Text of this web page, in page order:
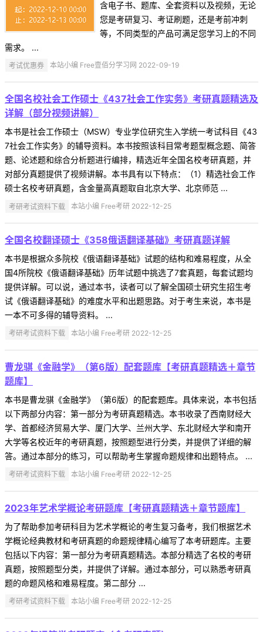
含电子书、题库、全套资料以及视频，无论
您是考研复习、考证刷题，还是考前冲刺
等，不同类型的产品可满足您学习上的不同
需求。 ...
考试优惠券 本站小编 Free壹佰分学习网 2022-09-19
全国名校社会工作硕士《437社会工作实务》考研真题精选及
详解（部分视频讲解）
本书是社会工作硕士（MSW）专业学位研究生入学统一考试科目《43
7社会工作实务》的辅导资料。本书按照该科目常考题型概念题、简答
题、论述题和综合分析题进行编排，精选近年全国名校考研真题，并
对部分真题提供了视频讲解。本书具有以下特点：（1）精选社会工作
硕士名校考研真题，含金量高真题取自北京大学、北京师范 ...
考研考试资料下载 本站小编 Free考研 2022-12-25
全国名校翻译硕士《358俄语翻译基础》考研真题详解
本书是根据众多院校《俄语翻译基础》试题的结构和难易程度，从全
国4所院校《俄语翻译基础》历年试题中挑选了7套真题，每套试题均
提供详解。可以说，通过本书，读者可以了解全国硕士研究生招生考
试《俄语翻译基础》的难度水平和出题思路。对于考生来说，本书是
一本不可多得的辅导资料。 ...
考研考试资料下载 本站小编 Free考研 2022-12-25
曹龙骐《金融学》（第6版）配套题库【考研真题精选＋章节
题库】
本书是曹龙骐《金融学》（第6版）的配套题库。具体来说，本书包括
以下两部分内容：第一部分为考研真题精选。本书收录了西南财经大
学、首都经济贸易大学、厦门大学、兰州大学、东北财经大学和南开
大学等名校近年的考研真题，按照题型进行分类，并提供了详细的解
答。通过本部分的练习，可以帮助考生掌握命题规律和出题特点。 ...
考研考试资料下载 本站小编 Free考研 2022-12-25
2023年艺术学概论考研题库【考研真题精选＋章节题库】
为了帮助参加考研科目为艺术学概论的考生复习备考，我们根据艺术
学概论经典教材和考研真题的命题规律精心编写了本考研题库。主要
包括以下内容：第一部分为考研真题精选。本部分精选了名校的考研
真题，按照题型分类，并提供了详解。通过本部分，可以熟悉考研真
题的命题风格和难易程度。第二部分 ...
考研考试资料下载 本站小编 Free考研 2022-12-25